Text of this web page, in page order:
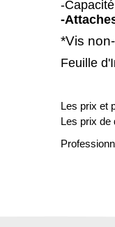
-
-
*Vis
Feuille
Les prix et
Les prix de